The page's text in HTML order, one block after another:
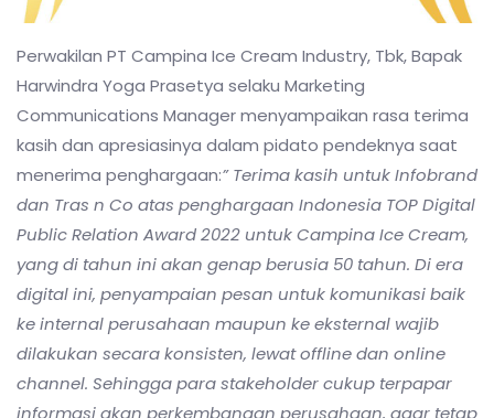
Perwakilan PT Campina Ice Cream Industry, Tbk, Bapak
Harwindra Yoga Prasetya selaku Marketing
Communications Manager menyampaikan rasa terima
kasih dan apresiasinya dalam pidato pendeknya saat
menerima penghargaan:” Terima kasih untuk Infobrand
dan Tras n Co atas penghargaan Indonesia TOP Digital
Public Relation Award 2022 untuk Campina Ice Cream,
yang di tahun ini akan genap berusia 50 tahun. Di era
digital ini, penyampaian pesan untuk komunikasi baik
ke internal perusahaan maupun ke eksternal wajib
dilakukan secara konsisten, lewat offline dan online
channel. Sehingga para stakeholder cukup terpapar
informasi akan perkembangan perusahaan, agar tetap